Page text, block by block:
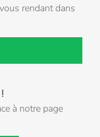
rendant dans
à notre page